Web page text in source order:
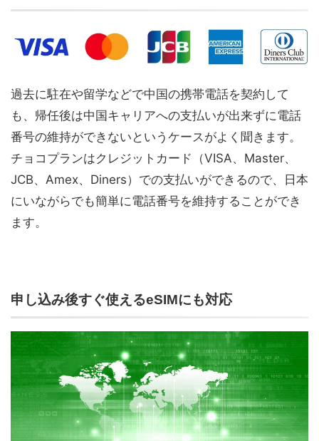
過去に駐在や留学などで中国の携帯電話を契約して
も、帰任後は中国キャリアへの支払いが出来ずに電話
番号の維持ができないというケースがよく聞きます。
チョコプランはクレジットカード（VISA、Master、
JCB、Amex、Diners）での支払いができるので、日本
にいながらでも簡単に電話番号を維持することができ
ます。
申し込み後すぐ使えるeSIMにも対応